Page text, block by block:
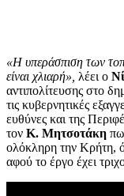
«Η υπεράσπιση των
είναι χλιαρή», λέει ο
αντιπολίτευσης στο
τις κυβερνητικές
ευθύνες και της
τον Κ. Μητσοτάκη
ολόκληρη την Κρήτη,
αφού το έργο έχει